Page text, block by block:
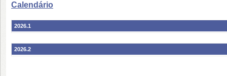
Calendário
2026.1
2026.2